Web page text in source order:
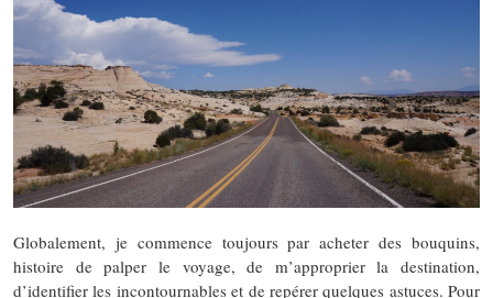
Globalement, je commence toujours par acheter des bouquins,
histoire de palper le voyage, de m’approprier la destination,
d’identifier les incontournables et de repérer quelques astuces. Pour